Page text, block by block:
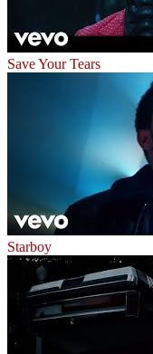
Save Your Tears
Starboy